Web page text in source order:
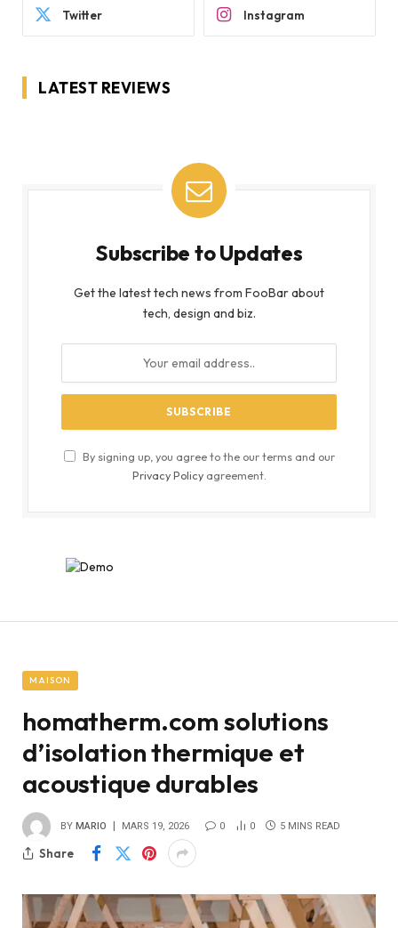
Twitter Instagram
LATEST REVIEWS
Subscribe to Updates
Get the latest tech news from FooBar about
tech, design and biz.
By signing up, you agree to the our terms and our
Privacy Policyagreement.
MAISON
homatherm.com solutions
d’isolation thermique et
acoustique durables
BY MARIO MARS 19, 2026 0 0 5 MINS READ
Share